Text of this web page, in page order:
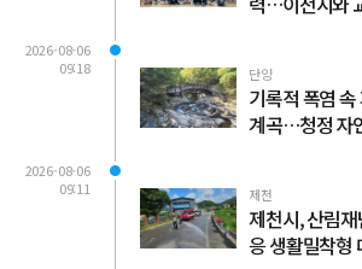
2026-08-06
09:18
단양
기록적 폭염
계곡…청정 자
2026-08-06
09:11
제천
제천시, 산림
응 생활밀착형